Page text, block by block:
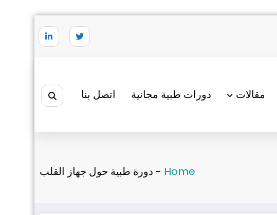
مقالات دورات طبية مجانية اتصل بنا
Home
- دورة طبية حول جهاز القلب